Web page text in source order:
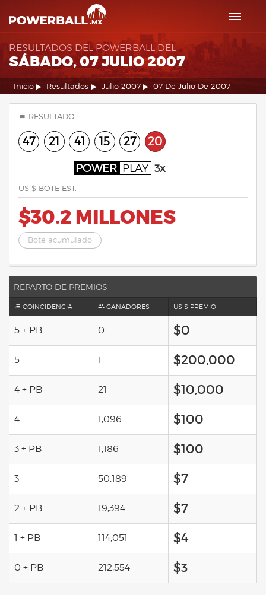
RESULTADOS DEL POWERBALL DEL
SÁBADO, 07 JULIO 2007
Inicio Resultados Julio 2007 07 De Julio De 2007
RESULTADO
47 21 41 15 27 20
POWER PLAY 3x
US $ BOTE EST.
$30.2 MILLONES
Bote acumulado
REPARTO DE PREMIOS
COINCIDENCIA GANADORES US $ PREMIO
5 + PB 0 $0
5 1 $200,000
4 + PB 21 $10,000
4 1,096 $100
3 + PB 1,186 $100
3 50,189 $7
2 + PB 19,394 $7
1 + PB 114,051 $4
0 + PB 212,554 $3